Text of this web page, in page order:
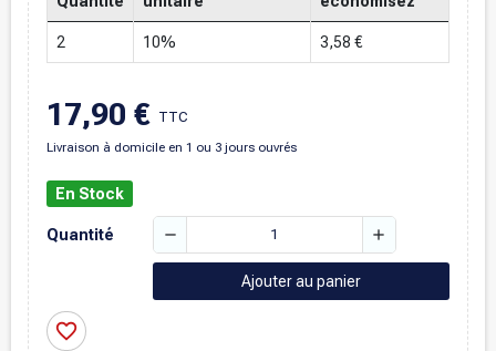
2 10% 3,58 €
17,90 € TTC
Livraison à domicile en 1 ou 3 jours ouvrés
En Stock
Quantité remove add
Ajouter au panier
favorite_border